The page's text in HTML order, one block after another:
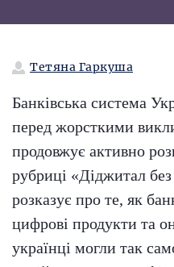
Тетяна Гаркуша
Банківська система
перед жорсткими
продовжує активно
рубриці «Діджитал
розказує про те, як
цифрові продукти та
українці могли так